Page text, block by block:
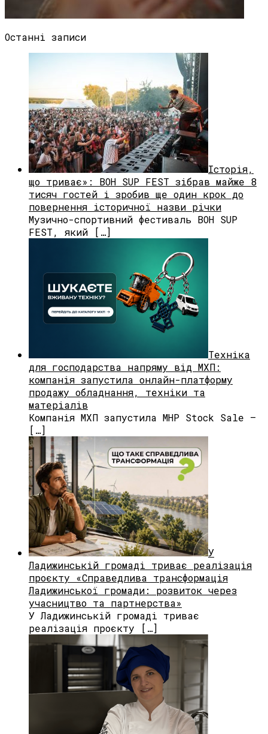
Останні записи
Історія,
що триває»: BOH SUP FEST зібрав майже 8
тисяч гостей і зробив ще один крок до
повернення історичної назви річки
Музично-спортивний фестиваль BOH SUP
FEST, який […]
Техніка
для господарства напряму від МХП:
компанія запустила онлайн-платформу
продажу обладнання, техніки та
матеріалів
Компанія МХП запустила MHP Stock Sale —
[…]
У
Ладижинській громаді триває реалізація
проєкту «Справедлива трансформація
Ладижинської громади: розвиток через
учасництво та партнерства»
У Ладижинській громаді триває
реалізація проєкту […]